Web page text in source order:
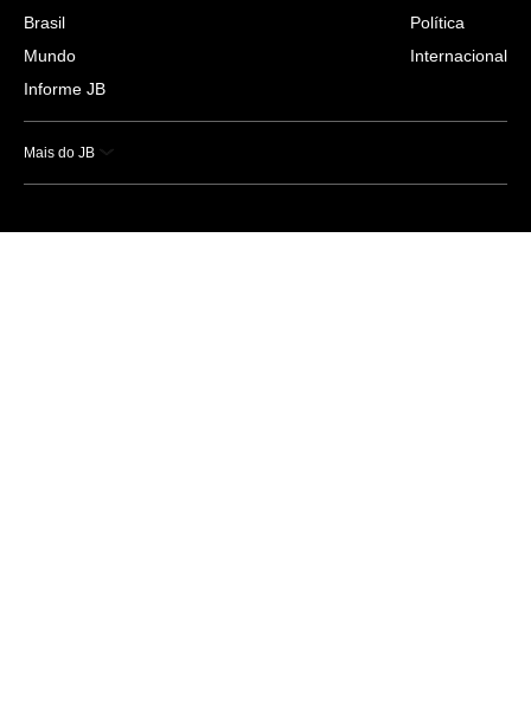
Brasil
Mundo
Informe JB
Política
Internacional
Mais do JB
Esportes